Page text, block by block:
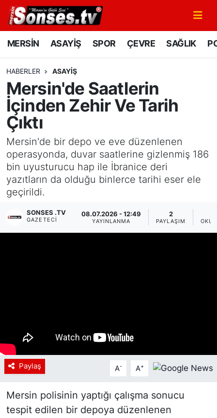
MERSİN ASAYİŞ SPOR ÇEVRE SAĞLIK
HABERLER ASAYİŞ
Mersin'de Saatlerin
İçinden Zehir Ve Tarih
Çıktı
Mersin'de bir depo ve eve düzenlenen
operasyonda, duvar saatlerine gizlenmiş 186
bin uyusturucu hap ile İbranice deri
yazıtların da olduğu binlerce tarihi eser ele
geçirildi.
SONSES .TV
GAZETECI
08.07.2026 - 12:49
YAYINLANMA
2
PAYLAŞIM
Paylaş A- A+
Mersin polisinin yaptığı çalışma sonucu
tespit edilen bir depoya düzenlenen
MERSİN
SPOR
GÜNÜN MANŞETİ
DÜNYA
KÜLTÜR - SANAT
MAGAZİN
SAĞLIK
Siyaset
Mersin Nöbetçi Eczaneler
Mersin Namaz Vakitleri
Mersin Trafik Yoğunluk Haritası
Süper Lig Puan Durumu ve Fikstür
Tüm Manşetler
Son Dakika Haberleri
Haber Arşivi